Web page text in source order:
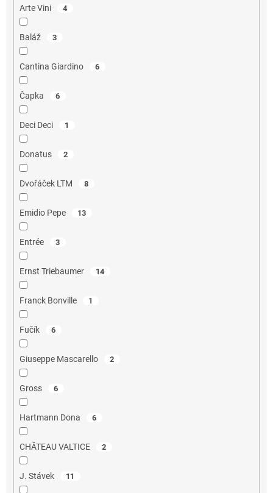
Arte Vini 4
Baláž 3
Cantina Giardino 6
Čapka 6
Deci Deci 1
Donatus 2
Dvořáček LTM 8
Emidio Pepe 13
Entrée 3
Ernst Triebaumer 14
Franck Bonville 1
Fučík 6
Giuseppe Mascarello 2
Gross 6
Hartmann Dona 6
CHÂTEAU VALTICE 2
J. Stávek 11